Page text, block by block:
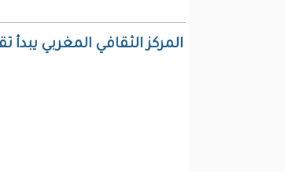
المركز الثقافي المغربي